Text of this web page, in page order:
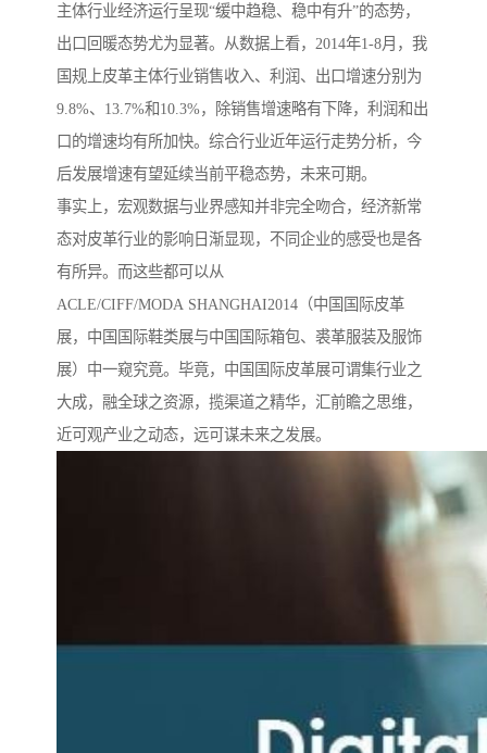
主体行业经济运行呈现“缓中趋稳、稳中有升”的态势，
出口回暖态势尤为显著。从数据上看，2014年1-8月，我
国规上皮革主体行业销售收入、利润、出口增速分别为
9.8%、13.7%和10.3%，除销售增速略有下降，利润和出
口的增速均有所加快。综合行业近年运行走势分析，今
后发展增速有望延续当前平稳态势，未来可期。
事实上，宏观数据与业界感知并非完全吻合，经济新常
态对皮革行业的影响日渐显现，不同企业的感受也是各
有所异。而这些都可以从
ACLE/CIFF/MODA SHANGHAI2014（中国国际皮革
展，中国国际鞋类展与中国国际箱包、裘革服装及服饰
展）中一窥究竟。毕竟，中国国际皮革展可谓集行业之
大成，融全球之资源，揽渠道之精华，汇前瞻之思维，
近可观产业之动态，远可谋未来之发展。